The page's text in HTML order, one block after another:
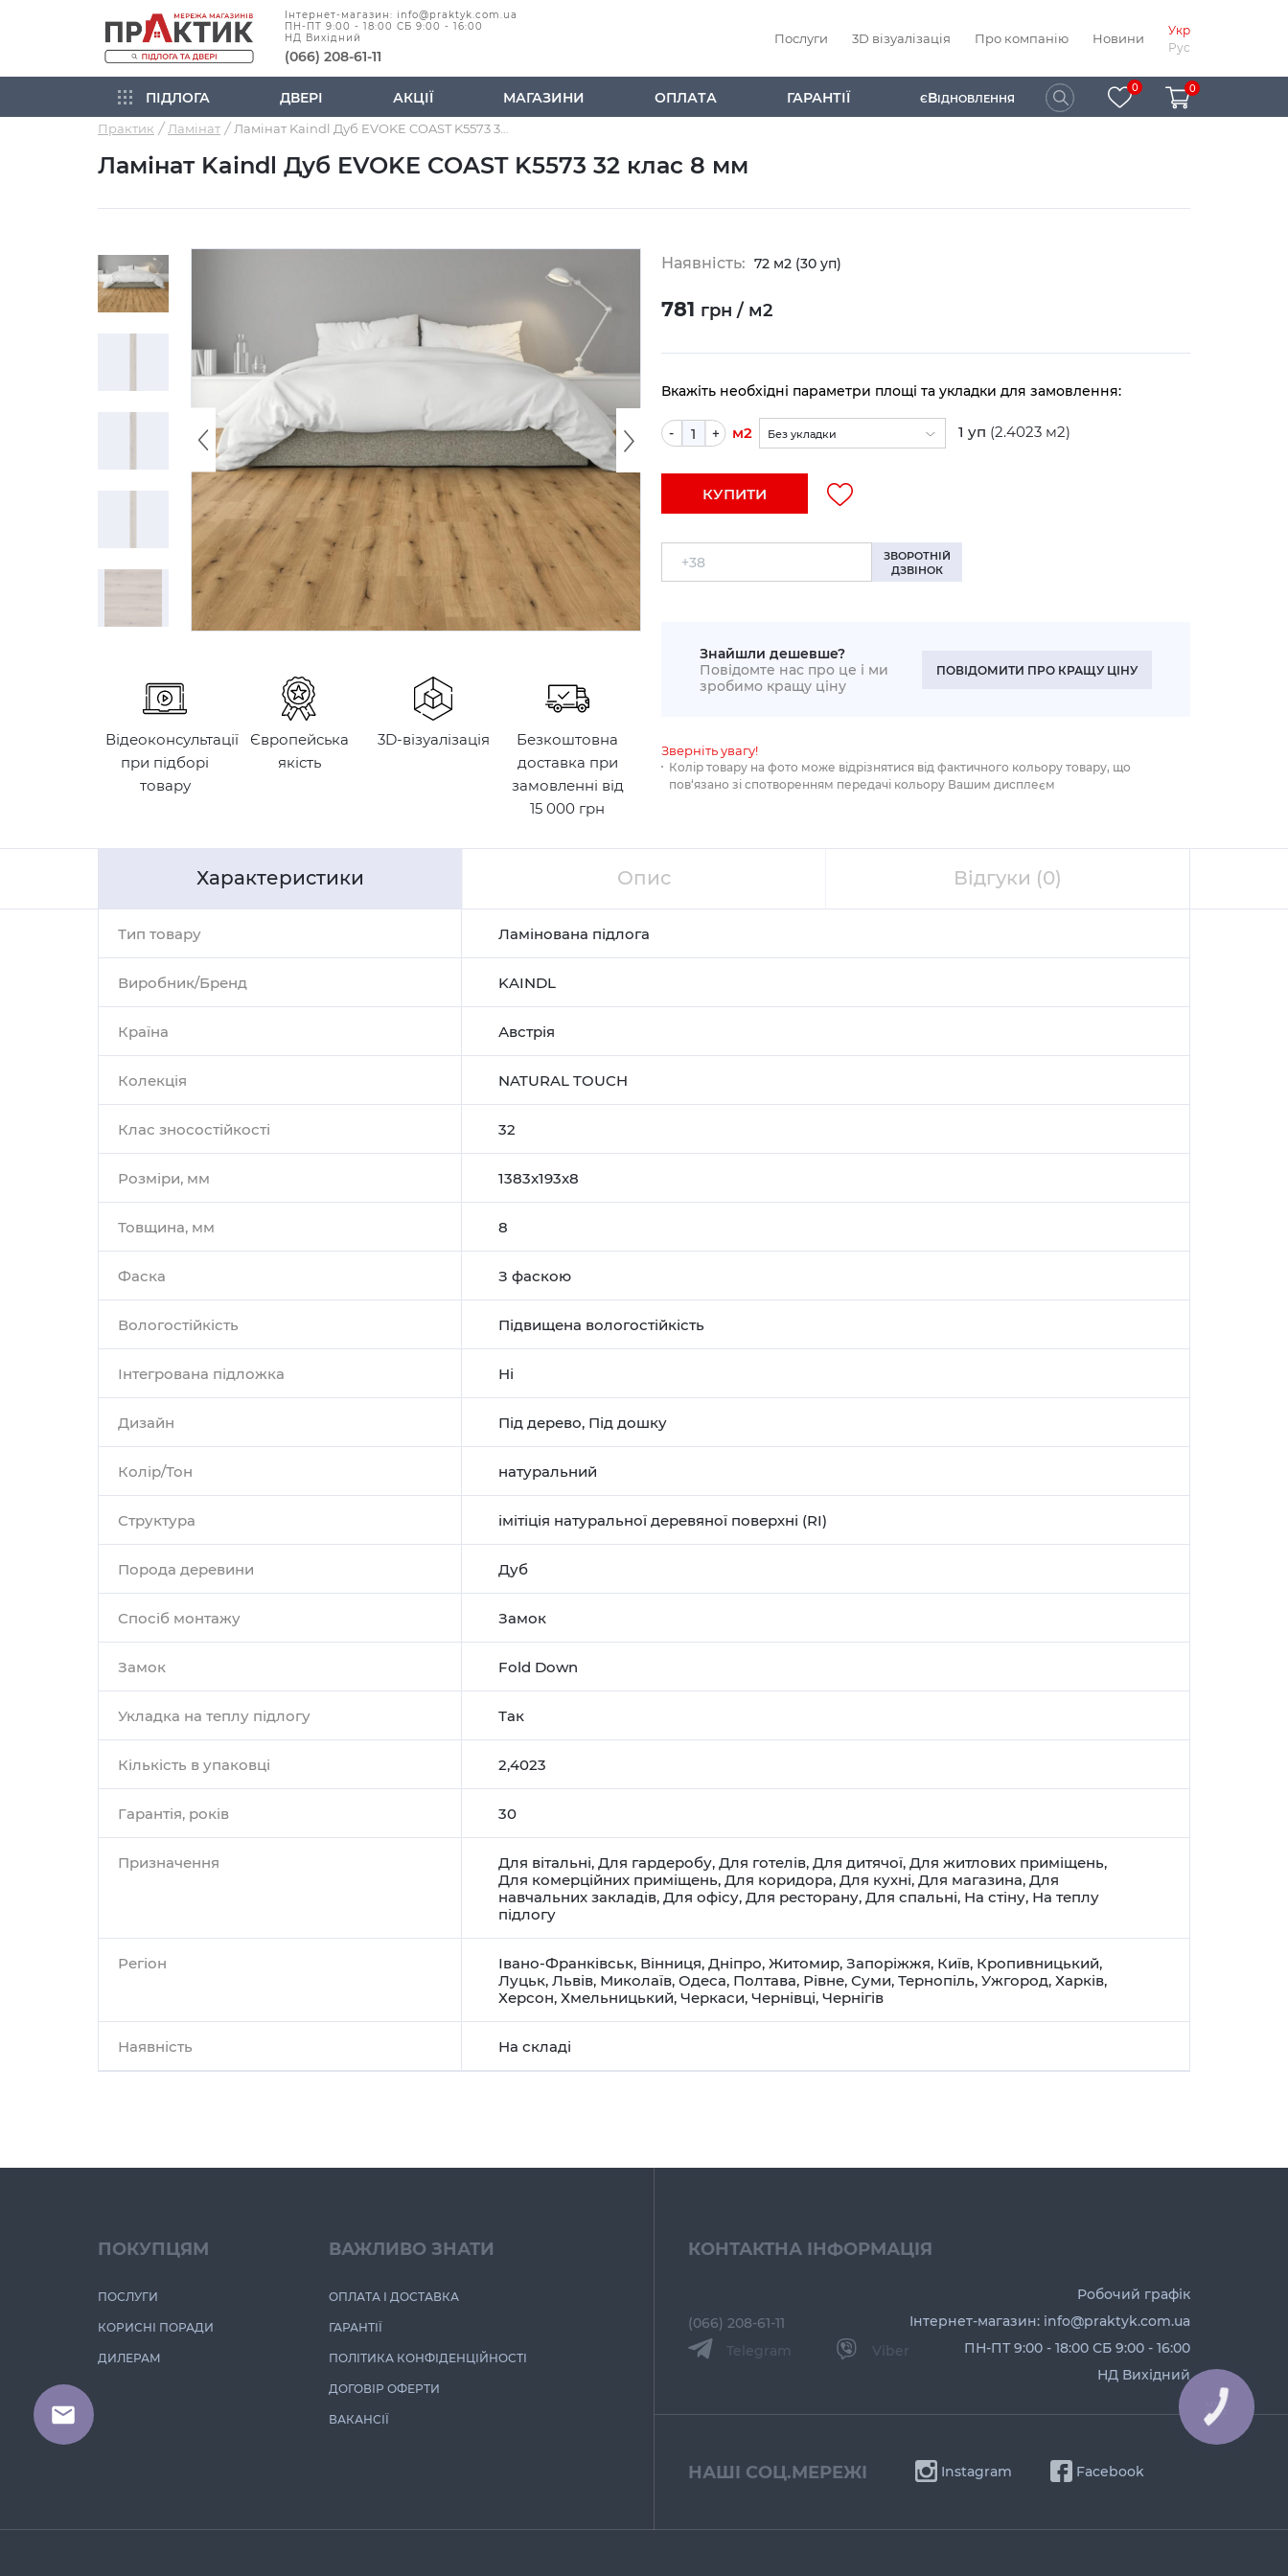
Інтернет-магазин: info@praktyk.com.ua
ПН-ПТ 9:00 - 18:00 СБ 9:00 - 16:00
НД Вихідний
(066) 208-61-11
Послуги 3D візуалізація Про компанію Новини
Укр
Рус
ПІДЛОГА ДВЕРІ АКЦІЇ МАГАЗИНИ ОПЛАТА ГАРАНТІЇ ЄВІДНОВЛЕННЯ
0 0
Практик Ламінат
Ламінат Kaindl Дуб EVOKE COAST K5573 32 клас 8 мм
Відеоконсультації
при підборі
товару
Європейська
якість
3D-візуалізація
Безкоштовна
доставка при
замовленні від
15 000 грн
Наявність: 72 м2 (30 уп)
781 грн / м2
Вкажіть необхідні параметри площі та укладки для замовлення:
- + м2 Без укладки
Укладка по діагоналі (+10%)
1 уп (2.4023 м2)
КУПИТИ
ЗВОРОТНІЙ
ДЗВІНОК
Знайшли дешевше?
Повідомте нас про це і ми
зробимо кращу ціну
ПОВІДОМИТИ ПРО КРАЩУ ЦІНУ
Зверніть увагу!
Колір товару на фото може відрізнятися від фактичного кольору товару, що
пов‘язано зі спотворенням передачі кольору Вашим дисплеєм
Характеристики Опис Відгуки (0)
Тип товару Ламінована підлога
Виробник/Бренд KAINDL
Країна Австрія
Колекція NATURAL TOUCH
Клас зносостійкості 32
Розміри, мм 1383x193x8
Товщина, мм 8
Фаска З фаскою
Вологостійкість Підвищена вологостійкість
Інтегрована підложка Ні
Дизайн Під дерево, Під дошку
Колір/Тон натуральний
Структура імітіція натуральної деревяної поверхні (RI)
Порода деревини Дуб
Спосіб монтажу Замок
Замок Fold Down
Укладка на теплу підлогу Так
Кількість в упаковці 2,4023
Гарантія, років 30
Призначення Для вітальні, Для гардеробу, Для готелів, Для дитячої, Для житлових приміщень,
Для комерційних приміщень, Для коридора, Для кухні, Для магазина, Для
навчальних закладів, Для офісу, Для ресторану, Для спальні, На стіну, На теплу
підлогу
Регіон Івано-Франківськ, Вінниця, Дніпро, Житомир, Запоріжжя, Київ, Кропивницький,
Луцьк, Львів, Миколаїв, Одеса, Полтава, Рівне, Суми, Тернопіль, Ужгород, Харків,
Херсон, Хмельницький, Черкаси, Чернівці, Чернігів
Наявність На складі
ПОКУПЦЯМ
ПОСЛУГИ
КОРИСНІ ПОРАДИ
ДИЛЕРАМ
ВАЖЛИВО ЗНАТИ
ОПЛАТА І ДОСТАВКА
ГАРАНТІЇ
ПОЛІТИКА КОНФІДЕНЦІЙНОСТІ
ДОГОВІР ОФЕРТИ
ВАКАНСІЇ
КОНТАКТНА ІНФОРМАЦІЯ
(066) 208-61-11
Telegram
Viber
Робочий графік
Інтернет-магазин: info@praktyk.com.ua
ПН-ПТ 9:00 - 18:00 СБ 9:00 - 16:00
НД Вихідний
НАШІ СОЦ.МЕРЕЖІ Instagram Facebook